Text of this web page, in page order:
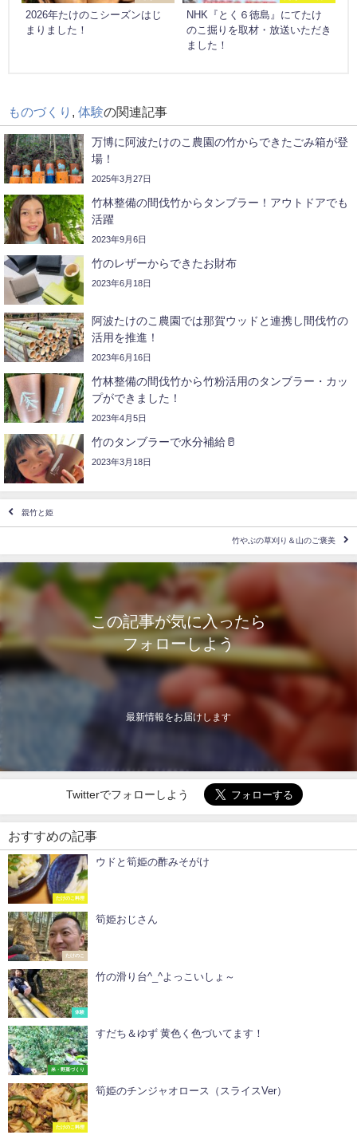
2026年たけのこシーズンはじ
まりました！
NHK『とく６徳島』にてたけ
のこ掘りを取材・放送いただき
ました！
ものづくり 体験の関連記事
万博に阿波たけのこ農園の竹からできたごみ箱が登
場！
2025年3月27日
竹林整備の間伐竹からタンブラー！アウトドアでも
活躍
2023年9月6日
竹のレザーからできたお財布
2023年6月18日
阿波たけのこ農園では那賀ウッドと連携し間伐竹の
活用を推進！
2023年6月16日
竹林整備の間伐竹から竹粉活用のタンブラー・カッ
プができました！
2023年4月5日
竹のタンブラーで水分補給🥛
2023年3月18日
親竹と姫
竹やぶの草刈り＆山のご褒美
この記事が気に入ったら
フォローしよう
最新情報をお届けします
Twitterでフォローしよう
おすすめの記事
たけのこ料理
ウドと筍姫の酢みそがけ
たけのこ
筍姫おじさん
体験
竹の滑り台^_^よっこいしょ～
米・野菜づくり
すだち＆ゆず 黄色く色づいてます！
たけのこ料理
筍姫のチンジャオロース（スライスVer）